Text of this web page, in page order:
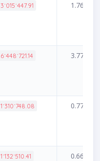
3˙015˙447.91 1.76%
6˙448˙721.14 3.77%
1˙310˙748.08 0.77%
1˙132˙510.41 0.66%